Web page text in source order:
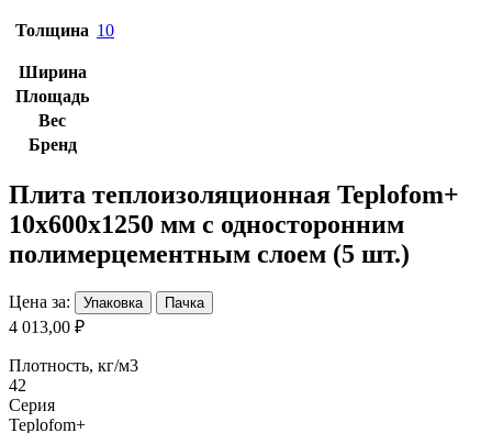
Толщина 10
Ширина
Площадь
Вес
Бренд
Плита теплоизоляционная Teplofom+
10х600х1250 мм с односторонним
полимерцементным слоем (5 шт.)
Цена за: Упаковка Пачка
4 013,00 ₽
Плотность, кг/м3
42
Серия
Teplofom+